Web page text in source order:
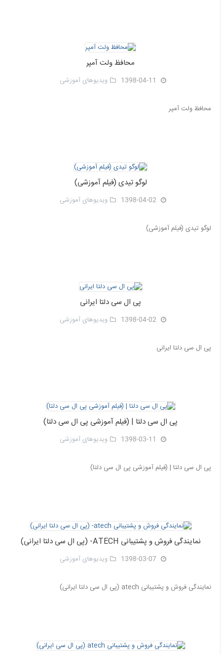
محافظ ولت آمپر
ویدیوهای آموزشی
محافظ ولت آمپر
لوگو تیدی (فیلم آموزشی)
ویدیوهای آموزشی
لوگو تیدی (فیلم آموزشی)
پی ال سی دلتا ایرانی
ویدیوهای آموزشی
پی ال سی دلتا ایرانی
پی ال سی دلتا | (فیلم آموزشی پی ال سی دلتا)
ویدیوهای آموزشی
پی ال سی دلتا | (فیلم آموزشی پی ال سی دلتا)
نمایندگی فروش و پشتیبانی ATECH- (پی ال سی دلتا ایرانی)
ویدیوهای آموزشی
نمایندگی فروش و پشتیبانی atech (پی ال سی دلتا ایرانی)